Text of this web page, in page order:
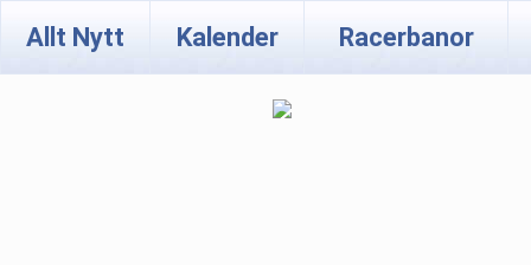
Allt Nytt Kalender Racerbanor